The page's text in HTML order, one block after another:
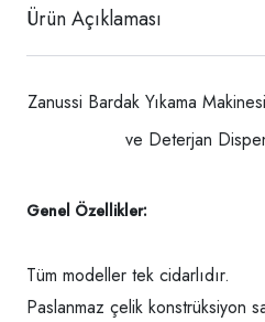
Ürün Açıklaması
Zanussi Bardak Yıkama
ve Deterjan
Genel Özellikler:
Tüm modeller tek cidarlıdır.
Paslanmaz çelik konstrüksiyon